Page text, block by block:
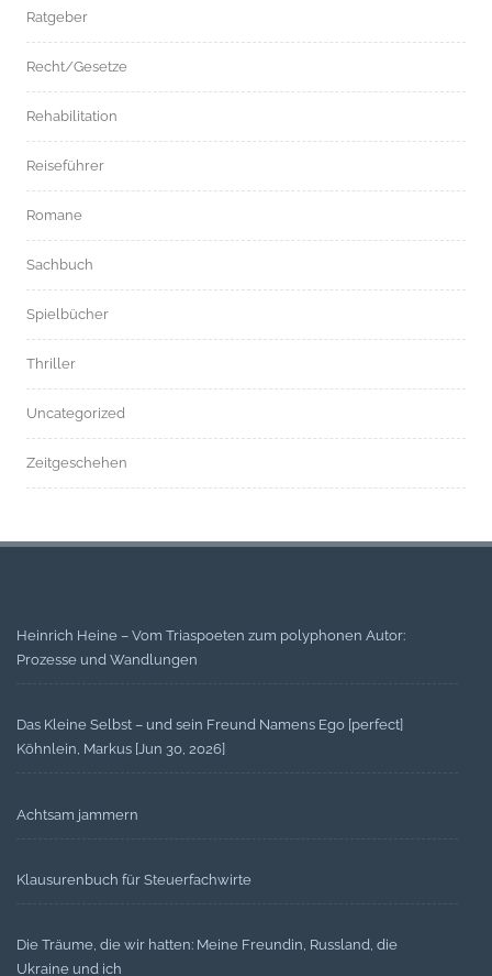
Ratgeber
Recht/Gesetze
Rehabilitation
Reiseführer
Romane
Sachbuch
Spielbücher
Thriller
Uncategorized
Zeitgeschehen
Heinrich Heine – Vom Triaspoeten zum polyphonen Autor:
Prozesse und Wandlungen
Das Kleine Selbst – und sein Freund Namens Ego [perfect]
Köhnlein, Markus [Jun 30, 2026]
Achtsam jammern
Klausurenbuch für Steuerfachwirte
Die Träume, die wir hatten: Meine Freundin, Russland, die
Ukraine und ich